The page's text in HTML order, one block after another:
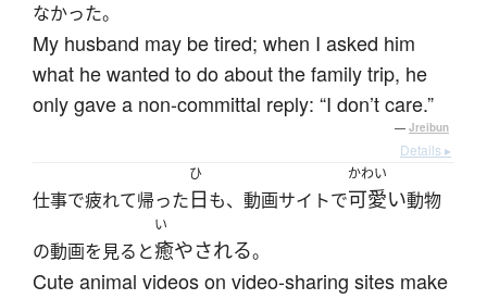
なかった。
My husband may be tired; when I asked him
what he wanted to do about the family trip, he
only gave a non-committal reply: “I don’t care.”
— Jreibun
Details ▸
仕事で疲れて帰った
ひ
日も、動画サイトで
かわい
可愛い動物
の動画を見ると
い
癒やされる。
Cute animal videos on video-sharing sites make